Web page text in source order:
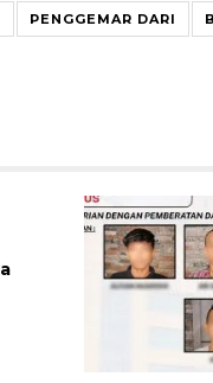
PENGGEMAR DARI